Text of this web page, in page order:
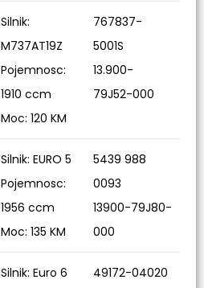
Silnik:
M737AT19Z
Pojemnosc:
1910 ccm
Moc: 120 KM
767837-
5001S
13.900-
79J52-000
Silnik: EURO 5
Pojemnosc:
1956 ccm
Moc: 135 KM
5439 988
0093
13900-79J80-
000
Silnik: Euro 6
49172-04020